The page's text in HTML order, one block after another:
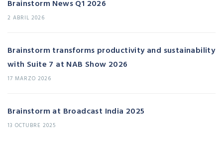
Brainstorm News Q1 2026
2 ABRIL 2026
Brainstorm transforms productivity and sustainability
with Suite 7 at NAB Show 2026
17 MARZO 2026
Brainstorm at Broadcast India 2025
13 OCTUBRE 2025